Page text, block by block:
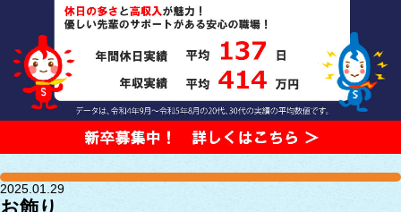
2025.01.29
お飾り